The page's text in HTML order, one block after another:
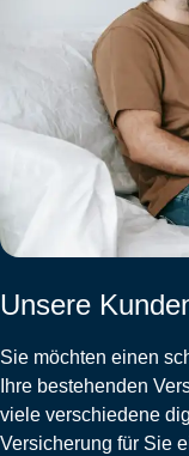
Unsere
Sie möchten einen
Ihre bestehenden
viele verschiedene
Versicherung für Sie